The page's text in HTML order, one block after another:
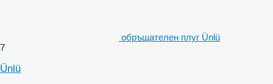
обръщателен плуг Ünlü
7
Ünlü